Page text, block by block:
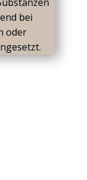
bei
oder